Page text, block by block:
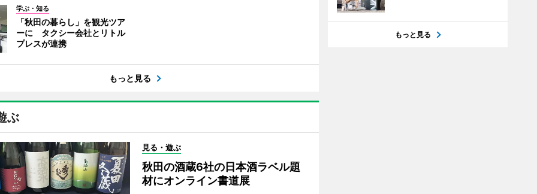
学ぶ・知る
「秋田の暮らし」を観光ツア
ーに タクシー会社とリトル
プレスが連携
もっと見る
ぶ
見る・遊ぶ
秋田の酒蔵6社の日本酒ラベル題
材にオンライン書道展
もっと見る